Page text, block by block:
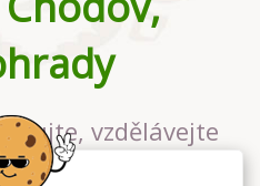
vzdělávejte
studiu v